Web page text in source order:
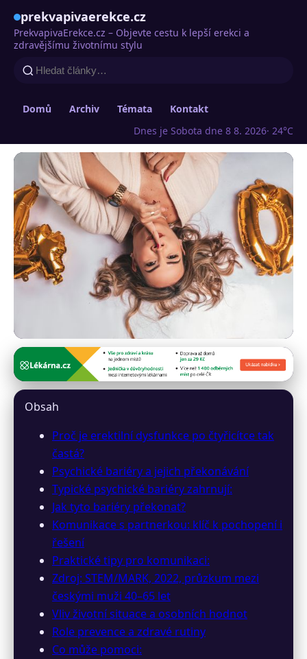
prekvapivaerekce.cz
PrekvapivaErekce.cz – Objevte cestu k lepší erekci a
zdravějšímu životnímu stylu
Domů Archiv Témata
Kontakt
Dnes je Sobota dne 8 8. 2026· 24°C
prekvapivaerekce.cz
Překonání Erektilní Dysfunkce
27. 6. 2026 · 8 min čtení · Autor: Marek Pavelka
Obsah
Proč je erektilní dysfunkce po čtyřicítce tak
častá?
Psychické bariéry a jejich překonávání
Typické psychické bariéry zahrnují:
Jak tyto bariéry překonat?
Komunikace s partnerkou: klíč k pochopení i
řešení
Praktické tipy pro komunikaci:
Zdroj: STEM/MARK, 2022, průzkum mezi
českými muži 40–65 let
Vliv životní situace a osobních hodnot
Role prevence a zdravé rutiny
Co může pomoci: